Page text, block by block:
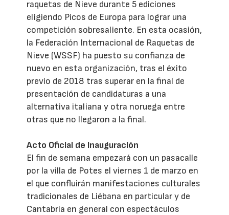
raquetas de Nieve durante 5 ediciones
eligiendo Picos de Europa para lograr una
competición sobresaliente. En esta ocasión,
la Federación Internacional de Raquetas de
Nieve (WSSF) ha puesto su confianza de
nuevo en esta organización, tras el éxito
previo de 2018 tras superar en la final de
presentación de candidaturas a una
alternativa italiana y otra noruega entre
otras que no llegaron a la final.
Acto Oficial de Inauguración
El fin de semana empezará con un pasacalle
por la villa de Potes el viernes 1 de marzo en
el que confluirán manifestaciones culturales
tradicionales de Liébana en particular y de
Cantabria en general con espectáculos